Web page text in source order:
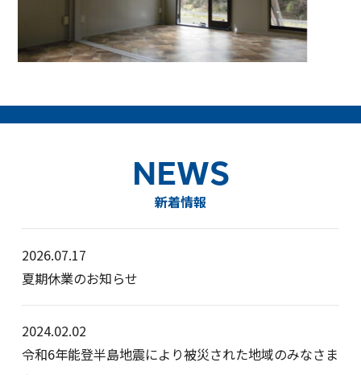
NEWS
新着情報
2026.07.17
夏期休業のお知らせ
2024.02.02
令和6年能登半島地震により被災された地域のみなさま